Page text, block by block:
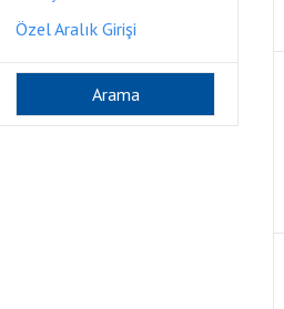
Özel Aralık Girişi